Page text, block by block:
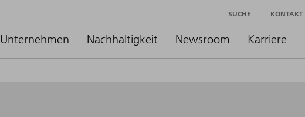
Unternehmen Nachhaltigkeit Newsroom Karriere
SUCHE KONTAKT